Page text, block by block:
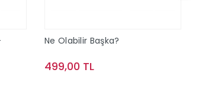
Ne Olabilir Başka?
499,00 TL